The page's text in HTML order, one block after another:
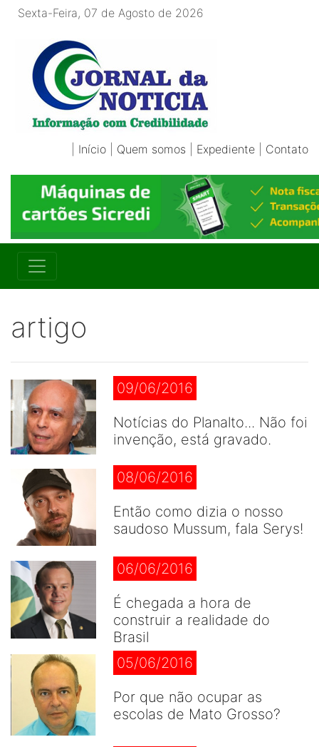
Sexta-Feira, 07 de Agosto de 2026
Início Quem somos Expediente Contato
artigo
09/06/2016
Notícias do Planalto... Não foi
invenção, está gravado.
08/06/2016
Então como dizia o nosso
saudoso Mussum, fala Serys!
06/06/2016
É chegada a hora de
construir a realidade do
Brasil
05/06/2016
Por que não ocupar as
escolas de Mato Grosso?